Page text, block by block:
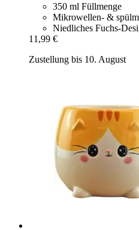
350 ml Füllmenge
Mikrowellen- &
Niedliches Fuchs-
11,99 €
Zustellung bis 10. August